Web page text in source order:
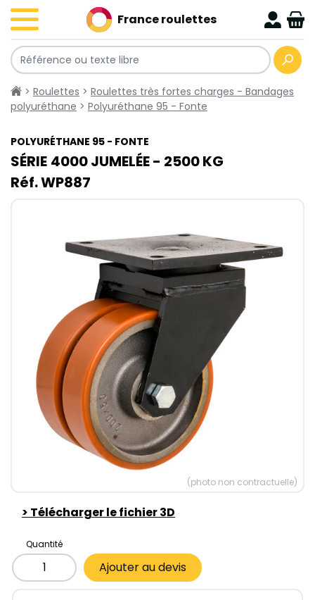
France roulettes
> Roulettes > Roulettes très fortes charges - Bandages
polyuréthane > Polyuréthane 95 - Fonte
POLYURÉTHANE 95 - FONTE
SÉRIE 4000​ JUMELÉE - 2500​ KG
Réf. WP887
(photo non contractuelle)
> Télécharger le fichier 3D
Quantité
Ajouter au devis